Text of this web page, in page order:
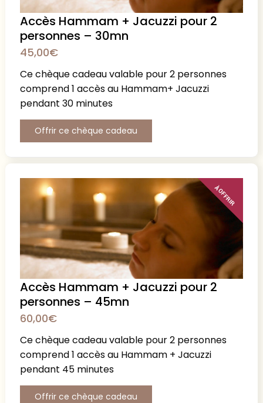
Accès Hammam + Jacuzzi pour 2
personnes – 30mn
45,00€
Ce chèque cadeau valable pour 2 personnes
comprend 1 accès au Hammam+ Jacuzzi
pendant 30 minutes
Offrir ce chèque cadeau
À OFFRIR
Accès Hammam + Jacuzzi pour 2
personnes – 45mn
60,00€
Ce chèque cadeau valable pour 2 personnes
comprend 1 accès au Hammam + Jacuzzi
pendant 45 minutes
Offrir ce chèque cadeau